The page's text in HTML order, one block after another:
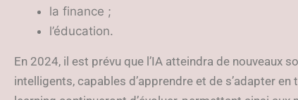
la finance ;
l’éducation.
En 2024, il est prévu que l’IA atteindra de nouveaux
intelligents, capables d’apprendre et de s’adapter